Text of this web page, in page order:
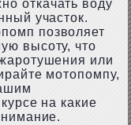
откачать воду
участок.
позволяет
высоту, что
или
мотопомпу,
на какие